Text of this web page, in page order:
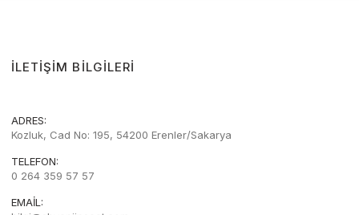
İLETIŞIM BILGILERI
ADRES:
Kozluk, Cad No: 195, 54200 Erenler/Sakarya
TELEFON:
0 264 359 57 57
EMAIL: